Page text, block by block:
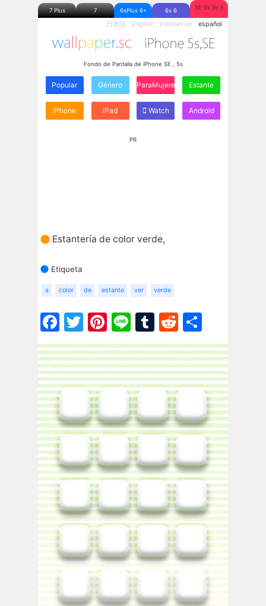
7 Plus 7 6sPlus 6+ 6s 6 SE 5s 5c 5
日本語 English Indonesian español
Fondo de Pantalla de iPhone SE , 5s
Popular Género ParaMujeres Estante
iPhone iPad Watch Android
PR
Estantería de color verde,
Etiqueta
a color de estante ver verde
Facebook
Twitter
Pinterest
LineTumblr
Reddit